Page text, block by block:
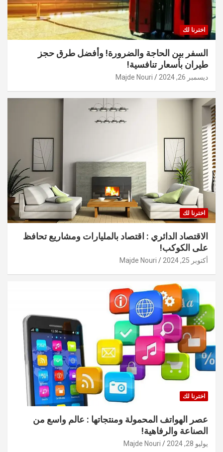
اخترنا لك
السفر بين الحاجة والضرورة! وأفضل طرق حجز
طيران بأسعار تنافسية!
ديسمبر 26, 2024 Majde Nouri
اخترنا لك
الاقتصاد الدائري : اقتصاد بالمليارات ومشاريع تحافظ
على الكوكب!
أكتوبر 25, 2024 Majde Nouri
اخترنا لك
عصر الهواتف المحمولة ومنتجاتها : عالم واسع من
الصناعة والرفاهية!
يوليو 28, 2024 Majde Nouri